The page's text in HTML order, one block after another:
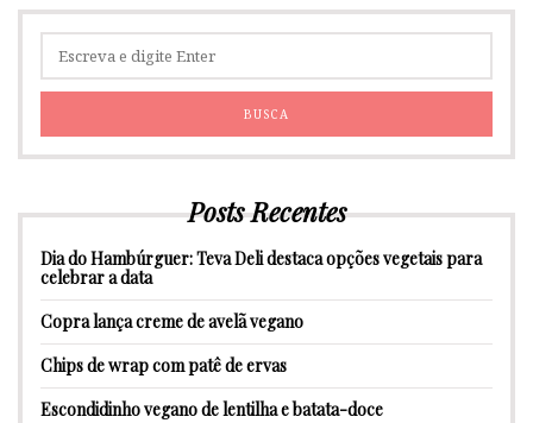
Posts Recentes
Dia do Hambúrguer: Teva Deli destaca opções vegetais para
celebrar a data
Copra lança creme de avelã vegano
Chips de wrap com patê de ervas
Escondidinho vegano de lentilha e batata-doce